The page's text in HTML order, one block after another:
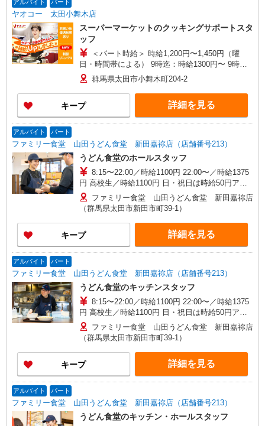
アルバイト パート
ヤオコー 太田小舞木店
スーパーマーケットのクッキングサポートスタ
ッフ
＜パート時給＞ 時給1,200円〜1,450円（曜
日・時間帯による） 9時迄：時給1300円〜 9時以
降：時給1200円〜 16時以降：時給1350円〜 ★土
曜＋100円 ★日・祝＋100円 ※アルバイトさんの
時給や募集内容はお問い合わせください
群馬県太田市小舞木町204-2
キープ 詳細を見る
アルバイト パート
ファミリー食堂 山田うどん食堂 新田嘉祢店（店舗番号213）
うどん食堂のホールスタッフ
8:15〜22:00／時給1100円 22:00〜／時給1375
円 高校生／時給1100円 日・祝日は時給50円アッ
プ！（9時〜22時）
ファミリー食堂 山田うどん食堂 新田嘉祢店
（群馬県太田市新田市町39-1）
キープ 詳細を見る
アルバイト パート
ファミリー食堂 山田うどん食堂 新田嘉祢店（店舗番号213）
うどん食堂のキッチンスタッフ
8:15〜22:00／時給1100円 22:00〜／時給1375
円 高校生／時給1100円 日・祝日は時給50円アッ
プ！（9時〜22時）
ファミリー食堂 山田うどん食堂 新田嘉祢店
（群馬県太田市新田市町39-1）
キープ 詳細を見る
アルバイト パート
ファミリー食堂 山田うどん食堂 新田嘉祢店（店舗番号213）
うどん食堂のキッチン・ホールスタッフ